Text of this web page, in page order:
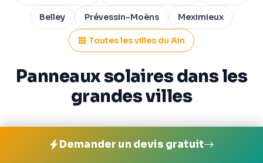
Belley Prévessin-Moëns Meximieux
Toutes les villes du Ain
Panneaux solaires dans les
grandes villes
Marseille Lyon Toulouse
Demander un devis gratuit